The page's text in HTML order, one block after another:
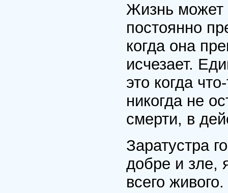
Жизнь может
постоянно
когда она
исчезает.
это когда
никогда не
смерти, в
Заратустра
добре и зле,
всего живого.